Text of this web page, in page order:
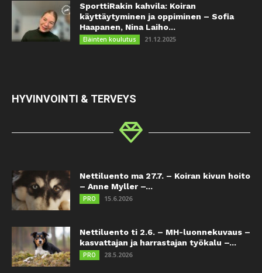
SporttiRakin kahvila: Koiran
käyttäytyminen ja oppiminen – Sofia
Haapanen, Nina Laiho...
Eläinten koulutus 21.12.2025
HYVINVOINTI & TERVEYS
Nettiluento ma 27.7. – Koiran kivun hoito
– Anne Myller –...
PRO 15.6.2026
Nettiluento ti 2.6. – MH-luonnekuvaus –
kasvattajan ja harrastajan työkalu –...
PRO 28.5.2026